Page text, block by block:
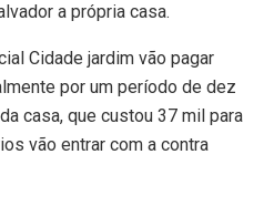
a própria casa.
Cidade jardim vão pagar
por um período de dez
casa, que custou 37 mil para
vão entrar com a contra